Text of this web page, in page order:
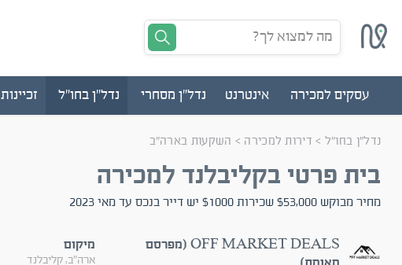
מה למצוא לך?
עסקים למכירה אינטרנט נדל"ן מסחרי נדל"ן בחו"ל זכיינות
נדל”ן בחו”ל > דירות למכירה > השקעות בארה"ב
בית פרטי בקליבלנד למכירה
מחיר מבוקש $53,000 שכירות $1000 יש דייר בנכס עד מאי 2023
OFF MARKET DEALS (מפרסם
מיקום
ארה"ב, קליבלנד